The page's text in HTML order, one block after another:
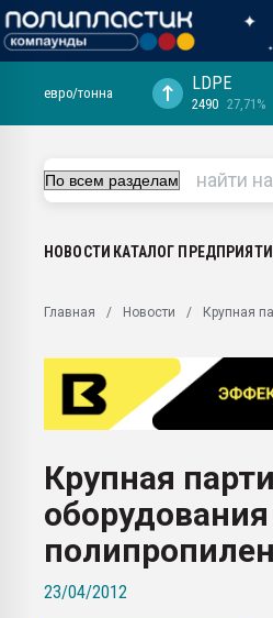
ближайшее подмосковье, с.-в.
Подмосковье, Москва
первый план в переработке
28.07.2026 "Технониколь" довольна
ситуацией на строительном рынке
Всё, что касается выдува ПЭТ
Материал поверхности пуансона для
Продам отходы Композиция
поликарбоната и АБС-пластика
Armaloy PC/ABS-1IM черный цвет
ПЕРЕЙТИ НА ФОРУМ
евро/тонна LDPE
2490 27,71%
НОВОСТИ КАТАЛОГ
Главная Новости Крупная
Крупная
23/04/2012